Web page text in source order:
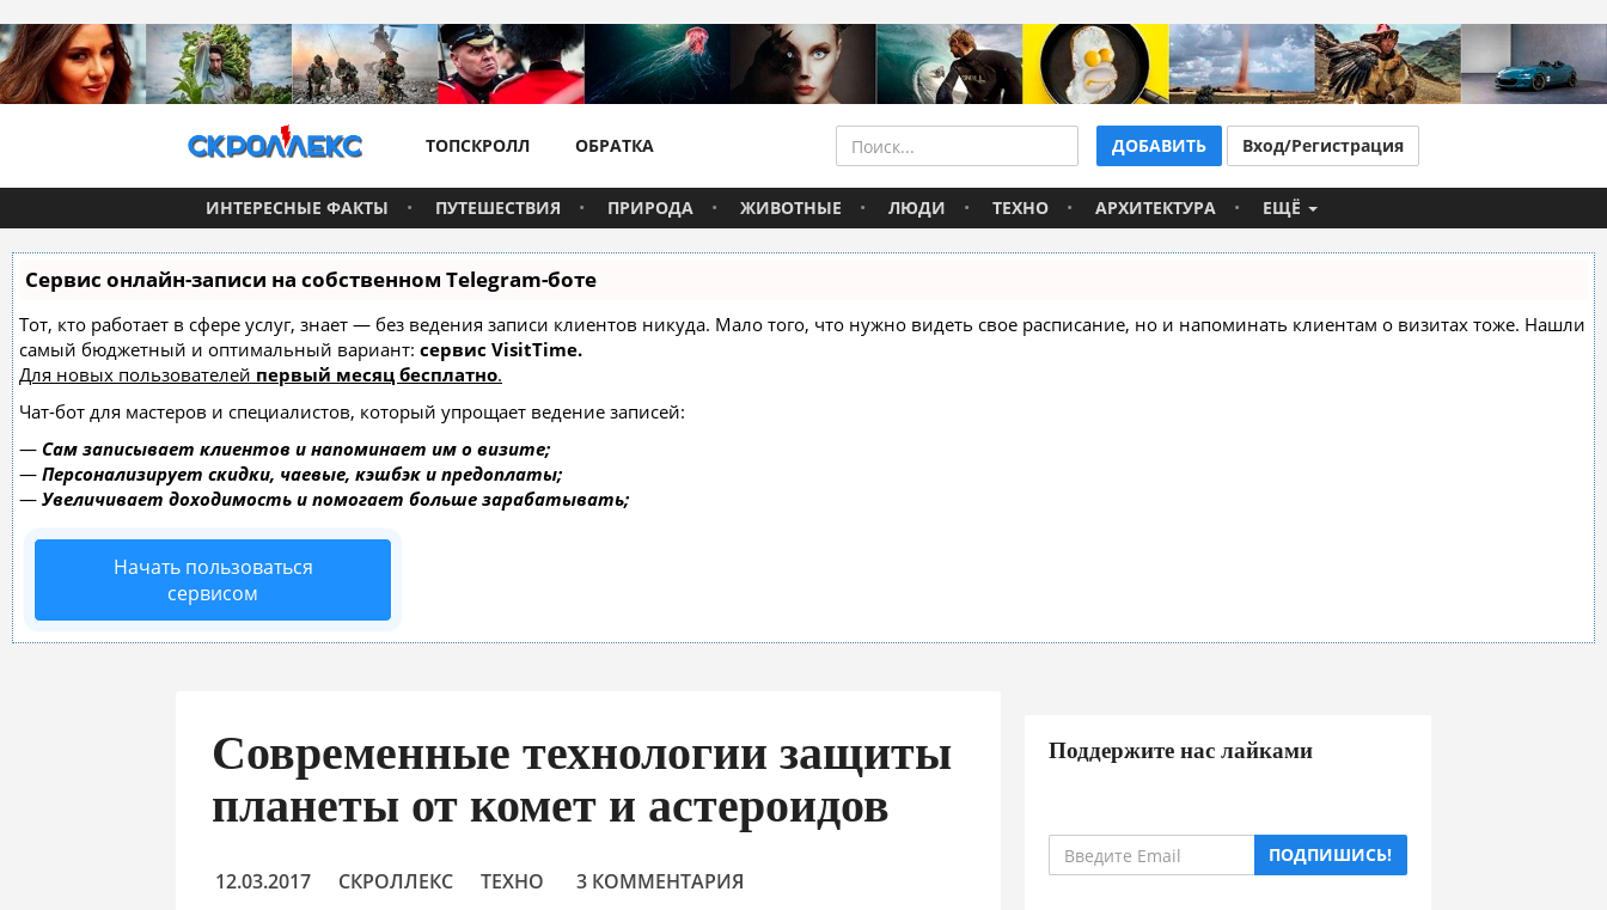
ДОБАВИТЬ Вход/Регистрация
ТОПСКРОЛЛ ОБРАТКА
ИНТЕРЕСНЫЕ ФАКТЫ ПУТЕШЕСТВИЯ ПРИРОДА ЖИВОТНЫЕ ЛЮДИ ТЕХНО АРХИТЕКТУРА ЕЩЁ
Сервис онлайн-записи на собственном Telegram-боте
Тот, кто работает в сфере услуг, знает — без ведения записи клиентов никуда. Мало того, что нужно видеть свое расписание, но и напоминать клиентам о визитах тоже. Нашли
самый бюджетный и оптимальный вариант: сервис VisitTime.
Для новых пользователей первый месяц бесплатно.
Чат-бот для мастеров и специалистов, который упрощает ведение записей:
— Сам записывает клиентов и напоминает им о визите;
— Персонализирует скидки, чаевые, кэшбэк и предоплаты;
— Увеличивает доходимость и помогает больше зарабатывать;
Начать пользоваться
сервисом
Современные технологии защиты
планеты от комет и астероидов
12.03.2017 СКРОЛЛЕКС ТЕХНО 3 КОММЕНТАРИЯ
Поддержите нас лайками
ПОДПИШИСЬ!